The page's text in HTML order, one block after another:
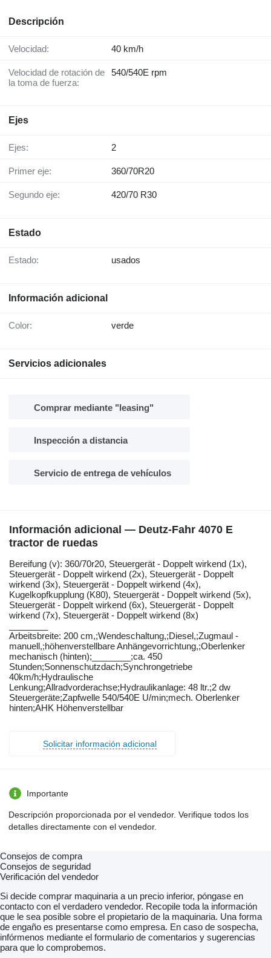
Descripción
Velocidad: 40 km/h
Velocidad de rotación de
la toma de fuerza:
540/540E rpm
Ejes
Ejes: 2
Primer eje: 360/70R20
Segundo eje: 420/70 R30
Estado
Estado: usados
Información adicional
Color: verde
Servicios adicionales
Comprar mediante "leasing"
Inspección a distancia
Servicio de entrega de vehículos
Información adicional — Deutz-Fahr 4070 E
tractor de ruedas
Bereifung ​​​​​​​​​‌‌​​​​‌​​​​​​​​​‌‌‌​‌​‌​​​​​​​​​‌‌‌​‌​​​​​​​​​​​‌‌​‌‌‌‌​​​​​​​​​‌‌​‌‌​​​​​​​​​​​‌‌​‌​​‌​​​​​​​​​‌‌​‌‌‌​​​​​​​​​​‌‌​​‌​‌(v): 360/70r20, Steuergerät - Doppelt wirkend (1x),
Steuergerät - Doppelt wirkend (2x), Steuergerät - Doppelt
wirkend (3x), Steuergerät - Doppelt wirkend (4x),
Kugelkopfkupplung (K80), Steuergerät - Doppelt wirkend (5x),
Steuergerät - Doppelt wirkend (6x), Steuergerät - Doppelt
wirkend (7x), Steuergerät - Doppelt wirkend (8x)
Arbeitsbreite: ​​​​​​​​​‌‌‌​‌​​​​​​​​​​​‌‌‌​​‌​​​​​​​​​​‌‌​​​​‌​​​​​​​​​‌‌​‌​‌‌​​​​​​​​​‌‌‌​‌​​​​​​​​​​​‌‌​‌‌‌‌​​​​​​​​​‌‌‌​​‌​​​​​​​​​​‌‌‌​​​​​​​​​​​​​‌‌​‌‌‌‌​​​​​​​​​‌‌​‌‌‌‌​​​​​​​​​‌‌​‌‌​​200 cm,;Wendeschaltung,;Diesel,;Zugmaul -
manuell,;höhenverstellbare Anhängevorrichtung,;Oberlenker
mechanisch (hinten);________;ca. 450
Stunden;Sonnenschutzdach;Synchrongetriebe
40km/h;Hydraulische
Lenkung;Allradvorderachse;Hydraulikanlage: 48 ltr.;2 dw
Steuergeräte;Zapfwelle 540/540E U/min;mech. Oberlenker
hinten;AHK Höhenverstellbar
Solicitar información adicional
Importante
Descripción proporcionada por el vendedor. Verifique todos los
detalles directamente con el vendedor.
Consejos de compra
Consejos de seguridad
Verificación del vendedor
Si decide comprar maquinaria a un precio inferior, póngase en
contacto con el verdadero vendedor. Recopile toda la información
que le sea posible sobre el propietario de la maquinaria. Una forma
de engaño es presentarse como empresa. En caso de sospecha,
infórmenos mediante el formulario de comentarios y sugerencias
para que lo comprobemos.